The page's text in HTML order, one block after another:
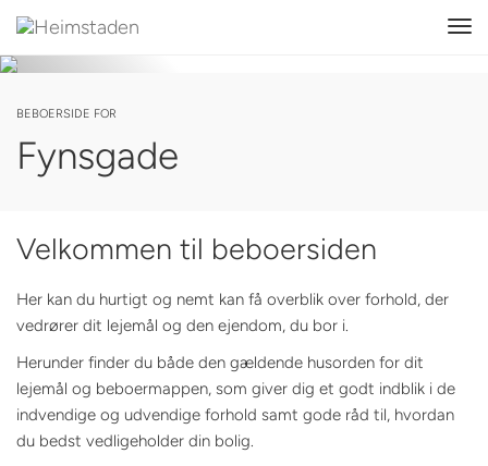
BEBOERSIDE FOR
Fynsgade
Velkommen til beboersiden
Her kan du hurtigt og nemt kan få overblik over forhold, der
vedrører dit lejemål og den ejendom, du bor i.
Herunder finder du både den gældende husorden for dit
lejemål og beboermappen, som giver dig et godt indblik i de
indvendige og udvendige forhold samt gode råd til, hvordan
du bedst vedligeholder din bolig.